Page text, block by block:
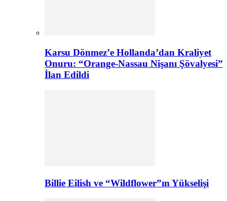
Karsu Dönmez’e Hollanda’dan Kraliyet
Onuru: “Orange-Nassau Nişanı Şövalyesi”
İlan Edildi
Billie Eilish ve “Wildflower”ın Yükselişi